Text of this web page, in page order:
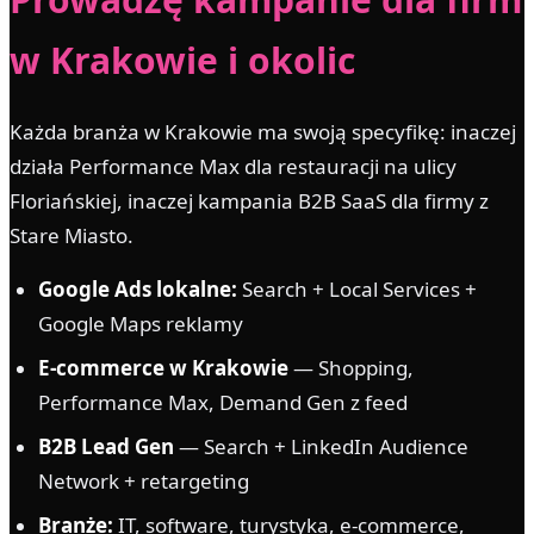
w Krakowie i okolic
Każda branża w Krakowie ma swoją specyfikę: inaczej
działa Performance Max dla restauracji na ulicy
Floriańskiej, inaczej kampania B2B SaaS dla firmy z
Stare Miasto.
Google Ads lokalne: Search + Local Services +
Google Maps reklamy
E-commerce w Krakowie— Shopping,
Performance Max, Demand Gen z feed
B2B Lead Gen — Search + LinkedIn Audience
Network + retargeting
Branże: IT, software, turystyka, e-commerce,